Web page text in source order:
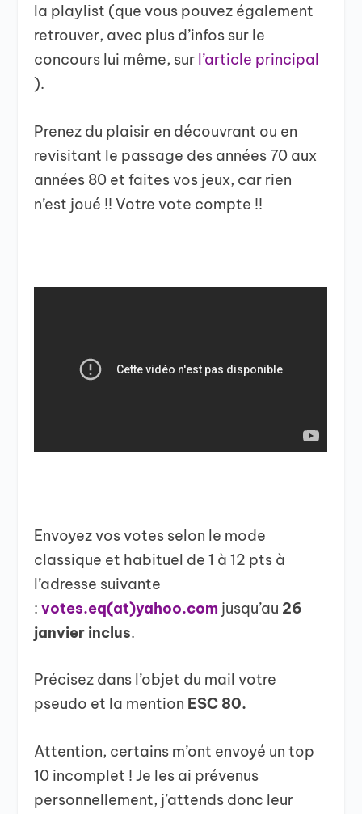
la playlist (que vous pouvez également
retrouver, avec plus d’infos sur le
concours lui même, sur l’article principal
).
Prenez du plaisir en découvrant ou en
revisitant le passage des années 70 aux
années 80 et faites vos jeux, car rien
n’est joué !! Votre vote compte !!
Envoyez vos votes selon le mode
classique et habituel de 1 à 12 pts à
l’adresse suivante
:votes.eq(at)yahoo.com jusqu’au 26
janvier inclus.
Précisez dans l’objet du mail votre
pseudo et la mention ESC 80.
Attention, certains m’ont envoyé un top
10 incomplet ! Je les ai prévenus
personnellement, j’attends donc leur